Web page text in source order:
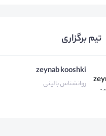
تیم برگزاری
zeynab kooshki
روانشناس بالینی